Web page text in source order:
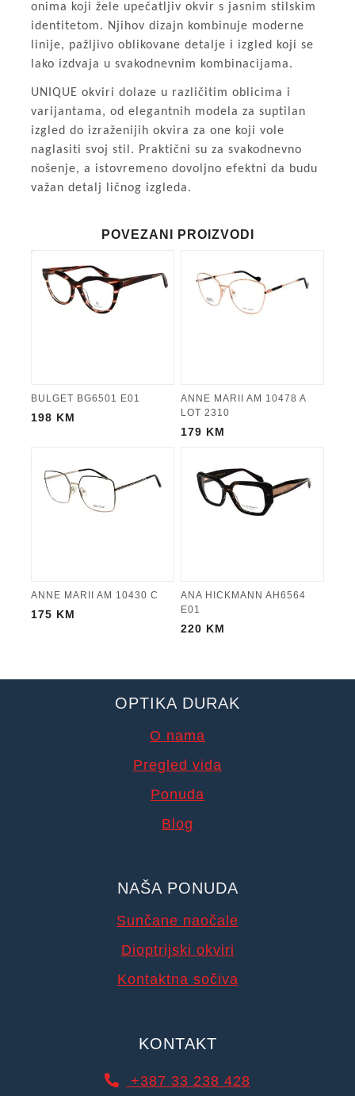
onima koji žele upečatljiv okvir s jasnim stilskim
identitetom. Njihov dizajn kombinuje moderne
linije, pažljivo oblikovane detalje i izgled koji se
lako izdvaja u svakodnevnim kombinacijama.
UNIQUE okviri dolaze u različitim oblicima i
varijantama, od elegantnih modela za suptilan
izgled do izraženijih okvira za one koji vole
naglasiti svoj stil. Praktični su za svakodnevno
nošenje, a istovremeno dovoljno efektni da budu
važan detalj ličnog izgleda.
POVEZANI PROIZVODI
BULGET BG6501 E01
198 KM
ANNE MARII AM 10478 A
LOT 2310
179 KM
ANNE MARII AM 10430 C
175 KM
ANA HICKMANN AH6564
E01
220 KM
OPTIKA DURAK
O nama
Pregled vida
Ponuda
Blog
NAŠA PONUDA
Sunčane naočale
Dioptrijski okviri
Kontaktna sočiva
KONTAKT
+387 33 238 428